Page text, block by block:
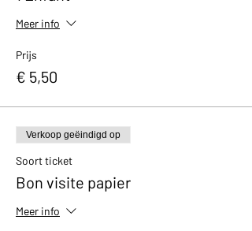
Meer info
Prijs
€ 5,50
Verkoop geëindigd op
Soort ticket
Bon visite papier
Meer info